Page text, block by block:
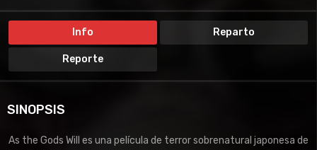
Info Reparto
Reporte
SINOPSIS
As the Gods Will es una película de terror sobrenatural japonesa de